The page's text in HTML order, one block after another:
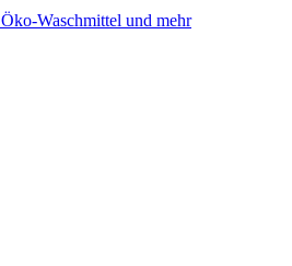
Öko-Waschmittel und mehr